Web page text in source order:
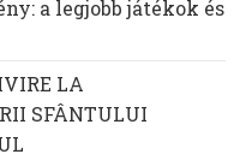
a legjobb játékok és
LA
SFÂNTULUI